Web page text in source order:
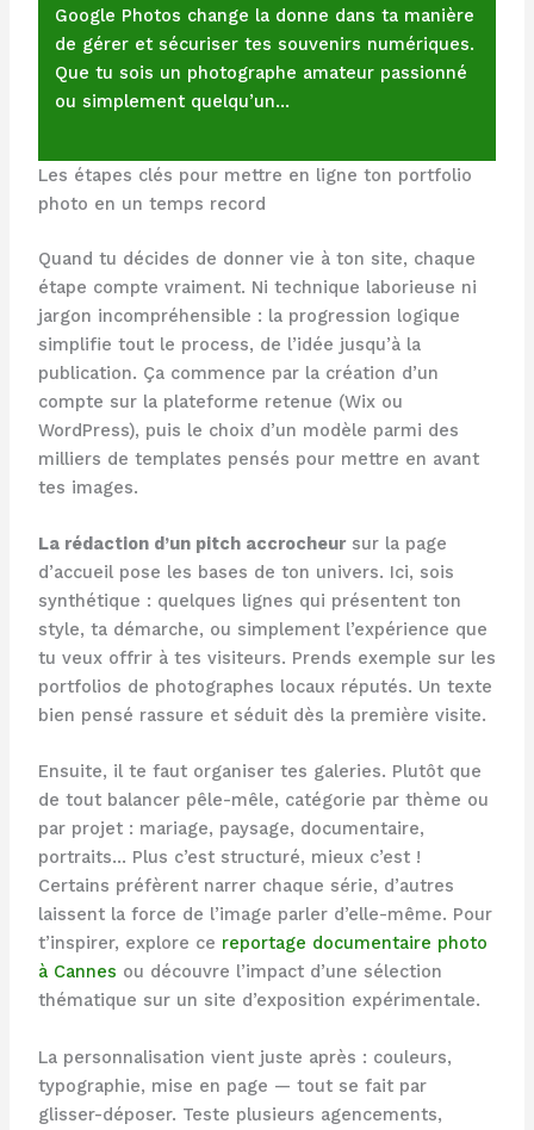
Google Photos change la donne dans ta manière
de gérer et sécuriser tes souvenirs numériques.
Que tu sois un photographe amateur passionné
ou simplement quelqu’un…
Les étapes clés pour mettre en ligne ton portfolio
photo en un temps record
Quand tu décides de donner vie à ton site, chaque
étape compte vraiment. Ni technique laborieuse ni
jargon incompréhensible : la progression logique
simplifie tout le process, de l’idée jusqu’à la
publication. Ça commence par la création d’un
compte sur la plateforme retenue (Wix ou
WordPress), puis le choix d’un modèle parmi des
milliers de templates pensés pour mettre en avant
tes images.
La rédaction d’un pitch accrocheursur la page
d’accueil pose les bases de ton univers. Ici, sois
synthétique : quelques lignes qui présentent ton
style, ta démarche, ou simplement l’expérience que
tu veux offrir à tes visiteurs. Prends exemple sur les
portfolios de photographes locaux réputés. Un texte
bien pensé rassure et séduit dès la première visite.
Ensuite, il te faut organiser tes galeries. Plutôt que
de tout balancer pêle-mêle, catégorie par thème ou
par projet : mariage, paysage, documentaire,
portraits… Plus c’est structuré, mieux c’est !
Certains préfèrent narrer chaque série, d’autres
laissent la force de l’image parler d’elle-même. Pour
t’inspirer, explore ce reportage documentaire photo
à Cannes ou découvre l’impact d’une sélection
thématique sur un site d’exposition expérimentale.
La personnalisation vient juste après : couleurs,
typographie, mise en page — tout se fait par
glisser-déposer. Teste plusieurs agencements,